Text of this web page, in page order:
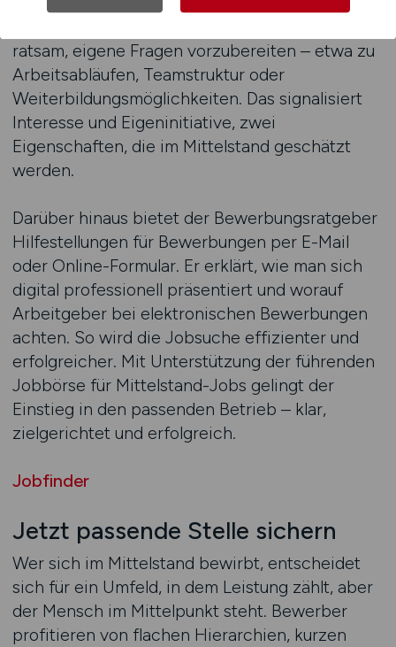
ratsam, eigene Fragen vorzubereiten – etwa zu
Arbeitsabläufen, Teamstruktur oder
Weiterbildungsmöglichkeiten. Das signalisiert
Interesse und Eigeninitiative, zwei
Eigenschaften, die im Mittelstand geschätzt
werden.
Darüber hinaus bietet der Bewerbungsratgeber
Hilfestellungen für Bewerbungen per E-Mail
oder Online-Formular. Er erklärt, wie man sich
digital professionell präsentiert und worauf
Arbeitgeber bei elektronischen Bewerbungen
achten. So wird die Jobsuche effizienter und
erfolgreicher. Mit Unterstützung der führenden
Jobbörse für Mittelstand-Jobs gelingt der
Einstieg in den passenden Betrieb – klar,
zielgerichtet und erfolgreich.
Jobfinder
Jetzt passende Stelle sichern
Wer sich im Mittelstand bewirbt, entscheidet
sich für ein Umfeld, in dem Leistung zählt, aber
der Mensch im Mittelpunkt steht. Bewerber
profitieren von flachen Hierarchien, kurzen